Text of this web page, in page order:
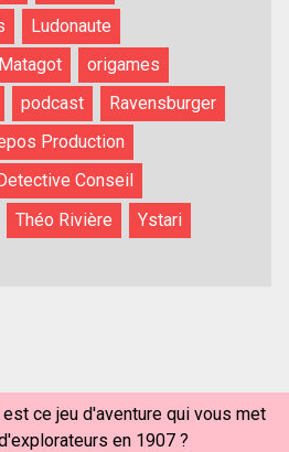
Ludonaute
Matagot
origames
podcast
Ravensburger
Production
Conseil
Théo Rivière
Ystari
est ce jeu d'aventure qui vous met
en 1907 ?